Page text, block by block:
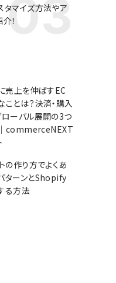
タマイズ方法やア
！
売上を伸ばすEC
ことは？決済・購入
ローバル展開の3つ
commerceNEXT
の作り方でよくあ
ターンとShopify
る方法